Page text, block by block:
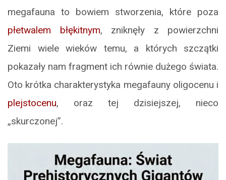
megafauna to bowiem stworzenia, które poza
płetwalem błękitnym, zniknęły z powierzchni
Ziemi wiele wieków temu, a których szczątki
pokazały nam fragment ich równie dużego świata.
Oto krótka charakterystyka megafauny oligocenu i
plejstocenu, oraz tej dzisiejszej, nieco
„skurczonej”.